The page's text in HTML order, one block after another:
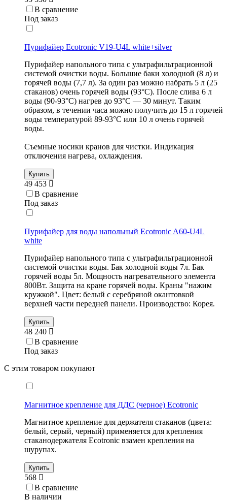
В сравнение
Под заказ
Пурифайер Ecotronic V19-U4L white+silver
Пурифайер напольного типа с ультрафильтрационной
системой очистки воды. Большие баки холодной (8 л) и
горячей воды (7,7 л). За один раз можно набрать 5 л (25
стаканов) очень горячей воды (93°С). После слива 6 л
воды (90-93°С) нагрев до 93°С — 30 минут. Таким
образом, в течении часа можно получить до 15 л горячей
воды температурой 89-93°С или 10 л очень горячей
воды.
Съемные носики кранов для чистки. Индикация
отключения нагрева, охлаждения.
Купить
49 453
В сравнение
Под заказ
Пурифайер для воды напольный Ecotronic A60-U4L
white
Пурифайер напольного типа с ультрафильтрационной
системой очистки воды. Бак холодной воды 7л. Бак
горячей воды 5л. Мощность нагревательного элемента
800Вт. Защита на кране горячей воды. Краны "нажим
кружкой". Цвет: белый с серебряной окантовкой
верхней части передней панели. Производство: Корея.
Купить
48 240
В сравнение
Под заказ
С этим товаром покупают
Магнитное крепление для ДДС (черное) Ecotronic
Магнитное крепление для держателя стаканов (цвета:
белый, серый, черный) применяется для крепления
стаканодержателя Ecotronic взамен крепления на
шурупах.
Купить
568
В сравнение
В наличии